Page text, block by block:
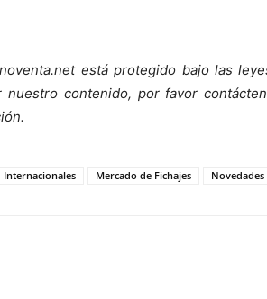
está protegido bajo las
nuestro contenido, por favor contáct
Internacionales Mercado de Fichajes Novedades